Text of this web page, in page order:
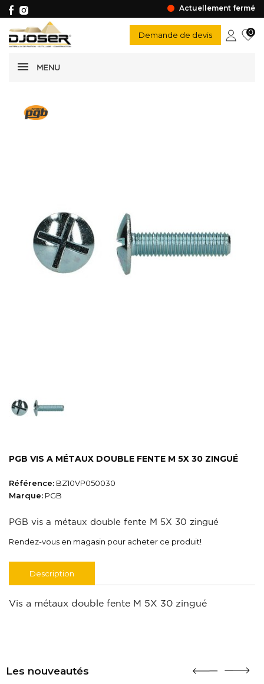
Actuellement fermé
MENU
Demande de devis 0
PGB VIS A MÉTAUX DOUBLE FENTE M 5X 30 ZINGUÉ
Référence: BZ10VP050030
Marque: PGB
PGB vis a métaux double fente M 5X 30 zingué
Rendez-vous en magasin pour acheter ce produit!
Description
Vis a métaux double fente M 5X 30 zingué
Les nouveautés